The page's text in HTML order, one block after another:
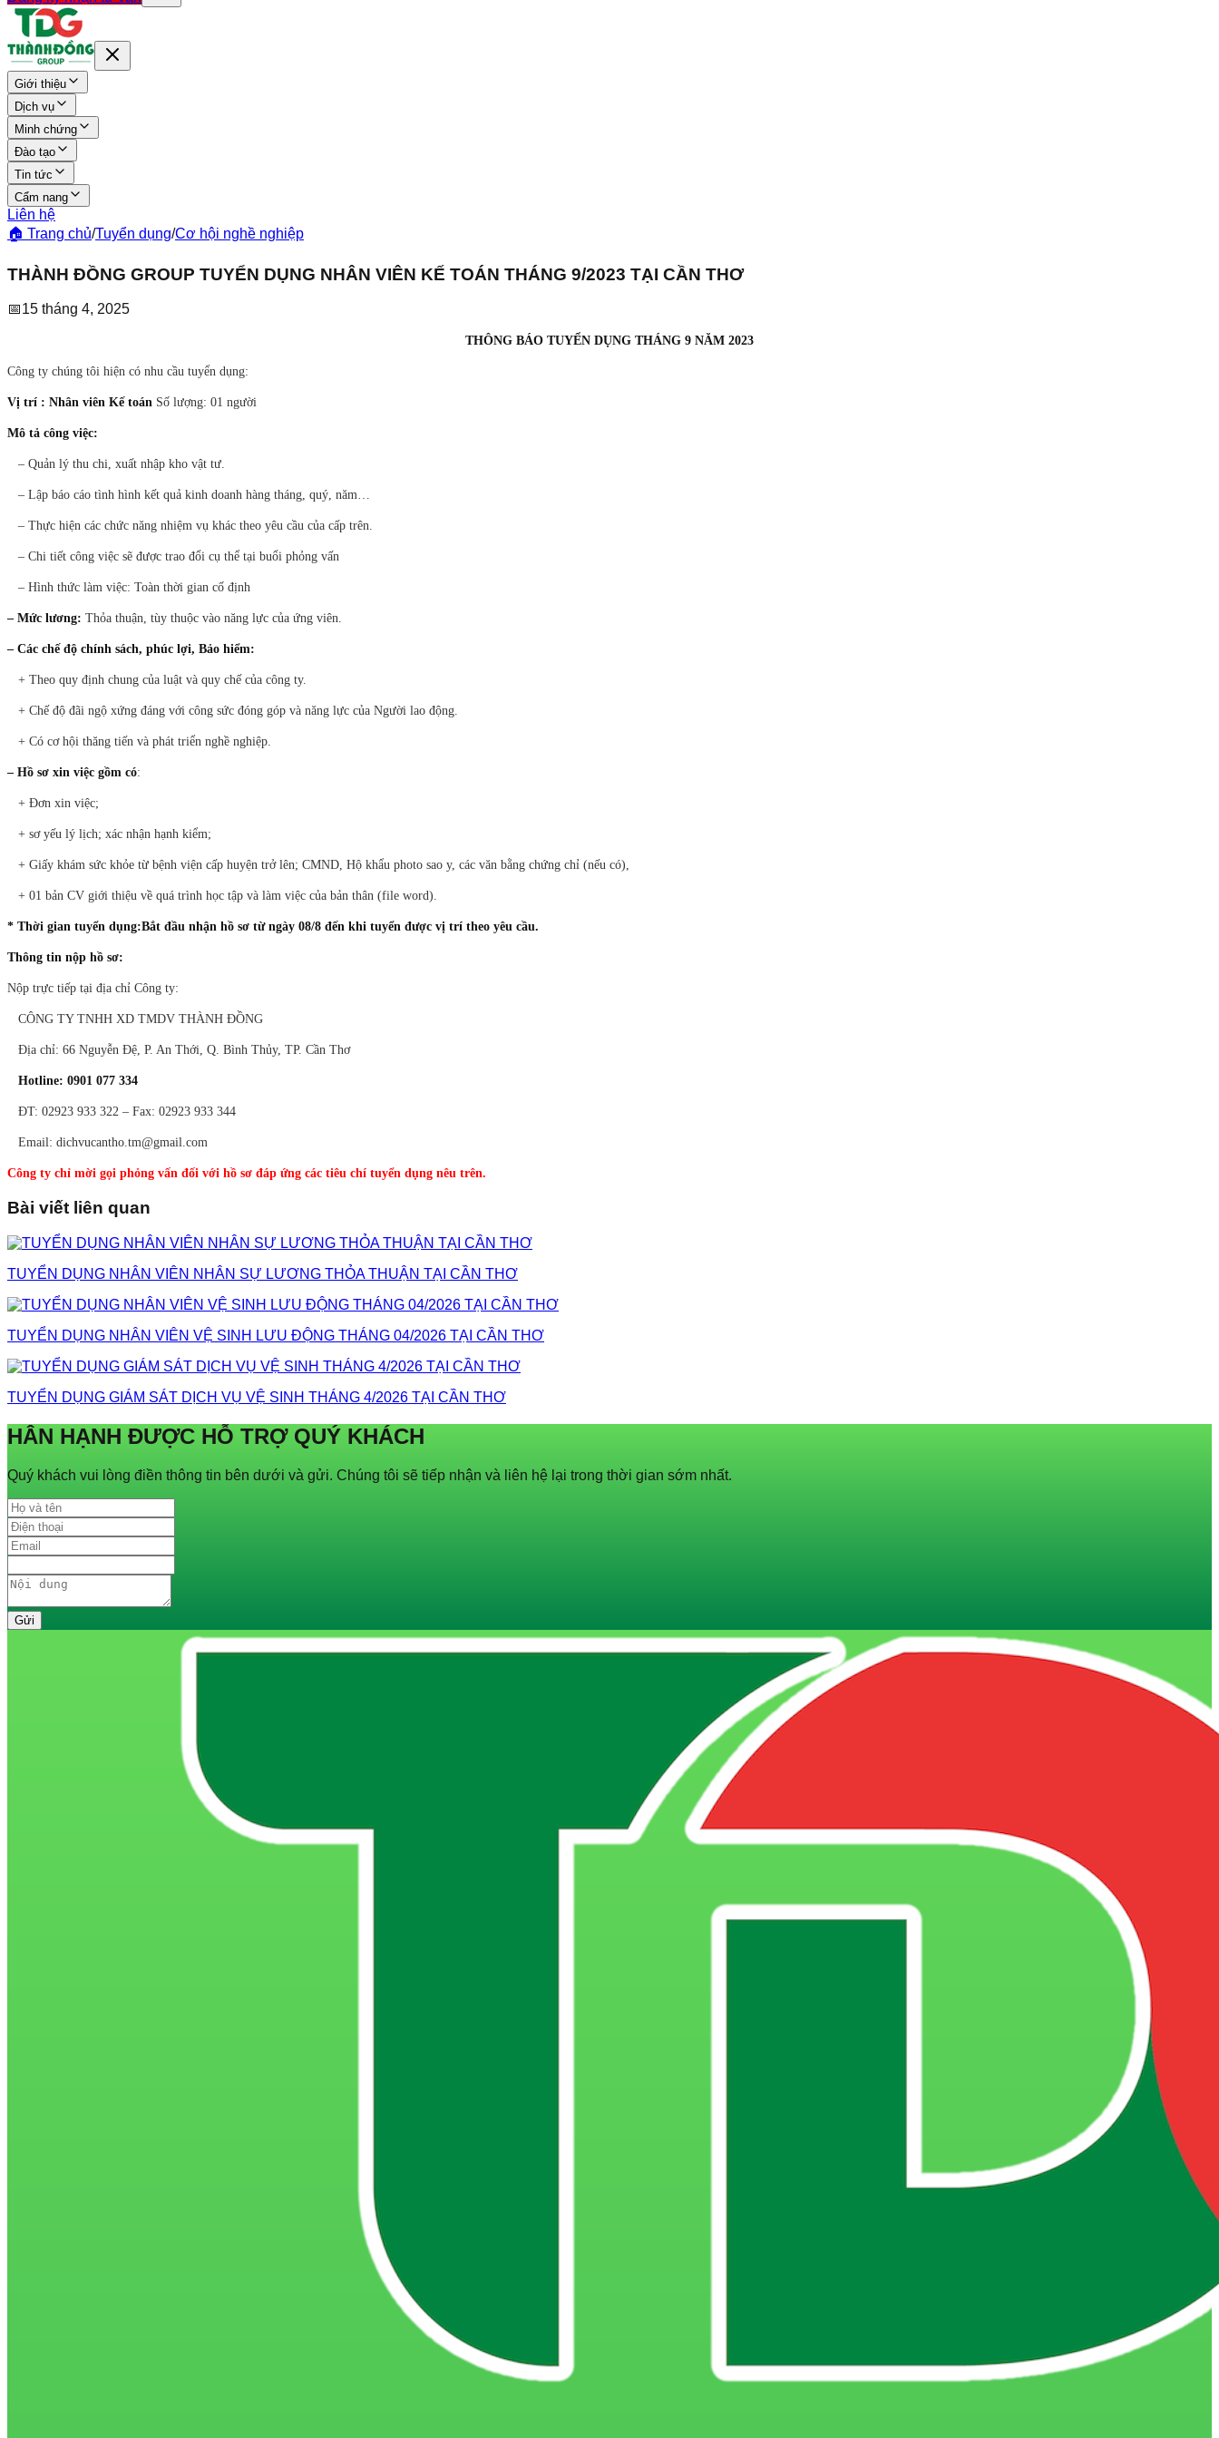
Giới thiệu
Dịch vụ
Minh chứng
Đào tạo
Tin tức
Cẩm nang
Liên hệ
🏠 Trang chủ/Tuyển dụng/Cơ hội nghề nghiệp
THÀNH ĐỒNG GROUP TUYỂN DỤNG NHÂN VIÊN KẾ TOÁN THÁNG 9/2023 TẠI CẦN THƠ
📅15 tháng 4, 2025
THÔNG BÁO TUYỂN DỤNG THÁNG 9 NĂM 2023
Công ty chúng tôi hiện có nhu cầu tuyển dụng:
Vị trí : Nhân viên Kế toán Số lượng: 01 người
Mô tả công việc:
– Quản lý thu chi, xuất nhập kho vật tư.
– Lập báo cáo tình hình kết quả kinh doanh hàng tháng, quý, năm…
– Thực hiện các chức năng nhiệm vụ khác theo yêu cầu của cấp trên.
– Chi tiết công việc sẽ được trao đổi cụ thể tại buổi phỏng vấn
– Hình thức làm việc: Toàn thời gian cố định
– Mức lương: Thỏa thuận, tùy thuộc vào năng lực của ứng viên.
– Các chế độ chính sách, phúc lợi, Bảo hiểm:
+ Theo quy định chung của luật và quy chế của công ty.
+ Chế độ đãi ngộ xứng đáng với công sức đóng góp và năng lực của Người lao động.
+ Có cơ hội thăng tiến và phát triển nghề nghiệp.
– Hồ sơ xin việc gồm có:
+ Đơn xin việc;
+ sơ yếu lý lịch; xác nhận hạnh kiểm;
+ Giấy khám sức khỏe từ bệnh viện cấp huyện trở lên; CMND, Hộ khẩu photo sao y, các văn bằng chứng chỉ (nếu có),
+ 01 bản CV giới thiệu về quá trình học tập và làm việc của bản thân (file word).
* Thời gian tuyển dụng:Bắt đầu nhận hồ sơ từ ngày 08/8 đến khi tuyển được vị trí theo yêu cầu.
Thông tin nộp hồ sơ:
Nộp trực tiếp tại địa chỉ Công ty:
CÔNG TY TNHH XD TMDV THÀNH ĐỒNG
Địa chỉ: 66 Nguyễn Đệ, P. An Thới, Q. Bình Thủy, TP. Cần Thơ
Hotline: 0901 077 334
ĐT: 02923 933 322 – Fax: 02923 933 344
Email: dichvucantho.tm@gmail.com
Công ty chỉ mời gọi phỏng vấn đối với hồ sơ đáp ứng các tiêu chí tuyển dụng nêu trên.
Bài viết liên quan
TUYỂN DỤNG NHÂN VIÊN NHÂN SỰ LƯƠNG THỎA THUẬN TẠI CẦN THƠ
TUYỂN DỤNG NHÂN VIÊN VỆ SINH LƯU ĐỘNG THÁNG 04/2026 TẠI CẦN THƠ
TUYỂN DỤNG GIÁM SÁT DỊCH VỤ VỆ SINH THÁNG 4/2026 TẠI CẦN THƠ
HÂN HẠNH ĐƯỢC HỖ TRỢ QUÝ KHÁCH
Quý khách vui lòng điền thông tin bên dưới và gửi. Chúng tôi sẽ tiếp nhận và liên hệ lại trong thời gian sớm nhất.
Gửi